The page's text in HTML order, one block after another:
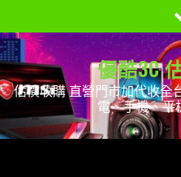
to
content
優酷3C
估價收購 直營門市加代收全
電、手機、平